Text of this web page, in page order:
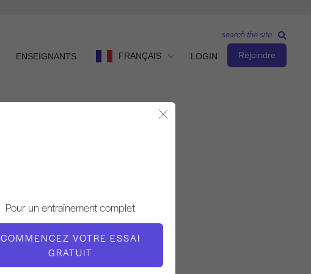
ENSEIGNANTS FRANÇAIS LOGIN Rejoindre
search the site
Pour un entraînement complet
COMMENCEZ VOTRE ESSAI
GRATUIT
Shari Berkowitz
L'HEURE DE LA VIDÉO
8:35